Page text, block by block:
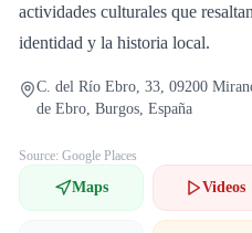
actividades culturales que
identidad y la historia local.
C. del Río Ebro, 33, 09200
de Ebro, Burgos, España
Source: Google Places
Maps Videos